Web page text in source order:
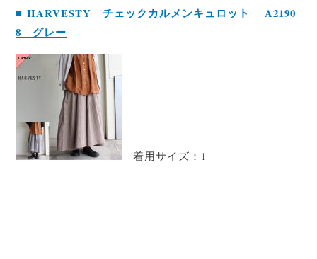
■ HARVESTY チェックカルメンキュロット A2190
8 グレー
着用サイズ：1